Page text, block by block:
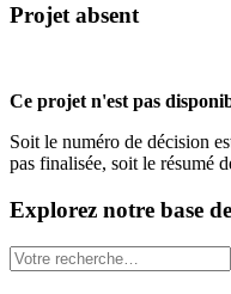
Projet absent
Ce projet n'est pas
Soit le numéro de décision
pas finalisée, soit le résumé
Explorez notre base